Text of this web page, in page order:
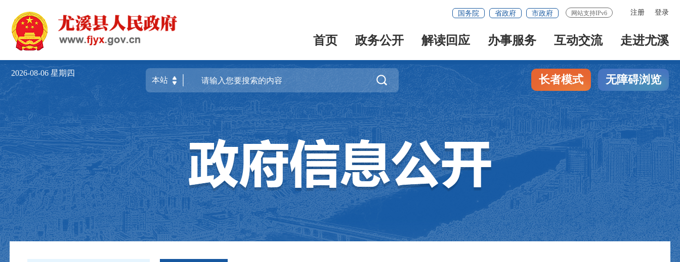
注册 登录
国务院 省政府 市政府 网站支持IPv6
首页 政务公开 解读回应 办事服务 互动交流 走进尤溪
2026-08-06 星期四
 长者模式 无障碍浏览